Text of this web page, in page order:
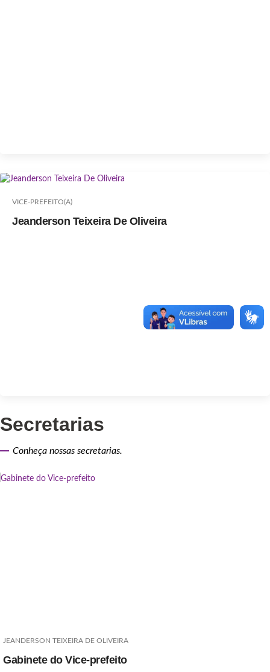
VICE-PREFEITO(A)
Jeanderson Teixeira De Oliveira
Secretarias
Conheça nossas secretarias.
JEANDERSON TEIXEIRA DE OLIVEIRA
Gabinete do Vice-prefeito